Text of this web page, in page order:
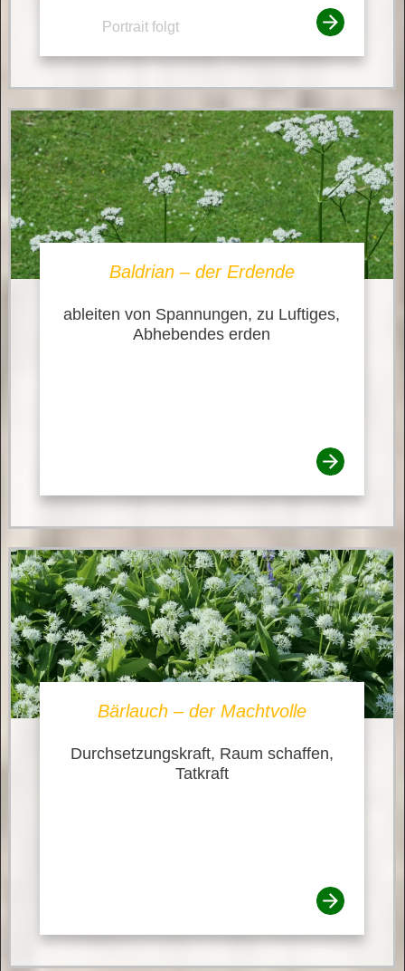
Portrait folgt
Baldrian – der Erdende
ableiten von Spannungen, zu Luftiges,
Abhebendes erden
Bärlauch – der Machtvolle
Durchsetzungskraft, Raum schaffen,
Tatkraft